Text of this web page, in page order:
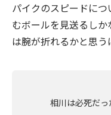
パイクのスピードに
むボールを見送るし
は腕が折れるかと思う
相川は必死だ